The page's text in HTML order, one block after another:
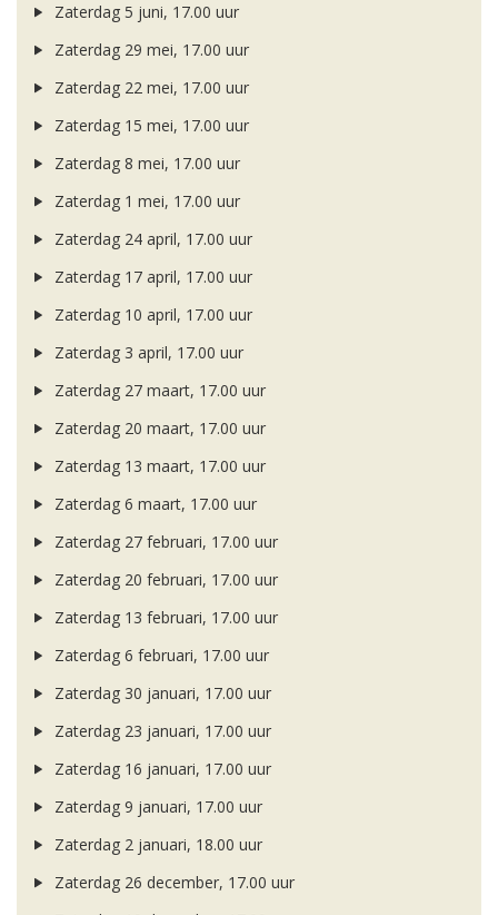
Zaterdag 5 juni, 17.00 uur
Zaterdag 29 mei, 17.00 uur
Zaterdag 22 mei, 17.00 uur
Zaterdag 15 mei, 17.00 uur
Zaterdag 8 mei, 17.00 uur
Zaterdag 1 mei, 17.00 uur
Zaterdag 24 april, 17.00 uur
Zaterdag 17 april, 17.00 uur
Zaterdag 10 april, 17.00 uur
Zaterdag 3 april, 17.00 uur
Zaterdag 27 maart, 17.00 uur
Zaterdag 20 maart, 17.00 uur
Zaterdag 13 maart, 17.00 uur
Zaterdag 6 maart, 17.00 uur
Zaterdag 27 februari, 17.00 uur
Zaterdag 20 februari, 17.00 uur
Zaterdag 13 februari, 17.00 uur
Zaterdag 6 februari, 17.00 uur
Zaterdag 30 januari, 17.00 uur
Zaterdag 23 januari, 17.00 uur
Zaterdag 16 januari, 17.00 uur
Zaterdag 9 januari, 17.00 uur
Zaterdag 2 januari, 18.00 uur
Zaterdag 26 december, 17.00 uur